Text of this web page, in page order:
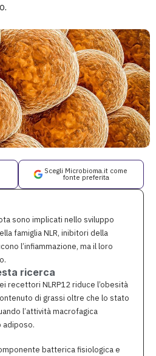
Scegli Microbioma.it come
fonte preferita
sono implicati nello sviluppo
famiglia NLR, inibitori della
l’infiammazione, ma il loro
ricerca
recettori NLRP12 riduce l’obesità
di grassi oltre che lo stato
l’attività macrofagica
adiposo.
batterica fisiologica e